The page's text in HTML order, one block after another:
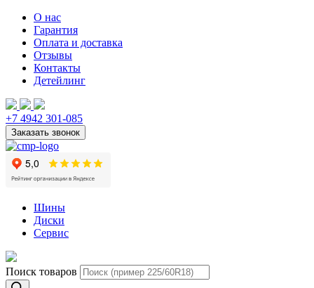
О нас
Гарантия
Оплата и доставка
Отзывы
Контакты
Детейлинг
+7 4942 301-085
Шины
Диски
Сервис
Поиск товаров